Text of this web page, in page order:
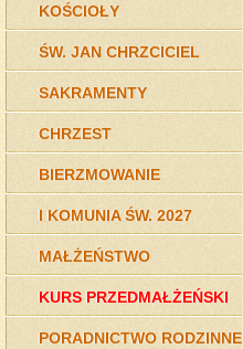
KOŚCIOŁY
ŚW. JAN CHRZCICIEL
SAKRAMENTY
CHRZEST
BIERZMOWANIE
I KOMUNIA ŚW. 2027
MAŁŻEŃSTWO
KURS PRZEDMAŁŻEŃSKI
PORADNICTWO RODZINNE